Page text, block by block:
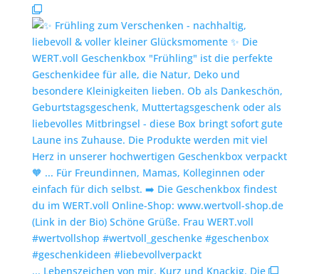
... Lebenszeichen von mir. Kurz und Knackig. Die